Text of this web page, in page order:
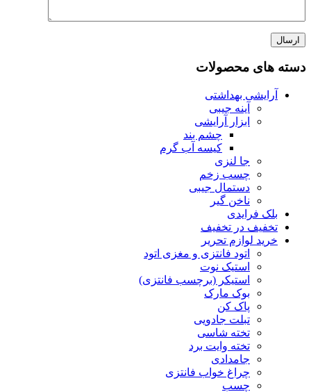
محصولات
بهداشتی
ابزار آرایشی
کیسه آب گرم
چسب زخم
دستمال جیبی
در تخفیف
تحریر
اتود فانتزی و مغزی اتود
استیک نوت
استیکر (برچسب فانتزی)
بوک مارک
تبلت جادویی
تخته شاسی
تخته وایت برد
چراغ خواب فانتزی